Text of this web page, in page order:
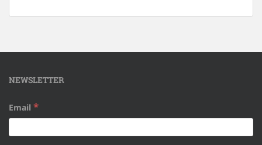
NEWSLETTER
Email *